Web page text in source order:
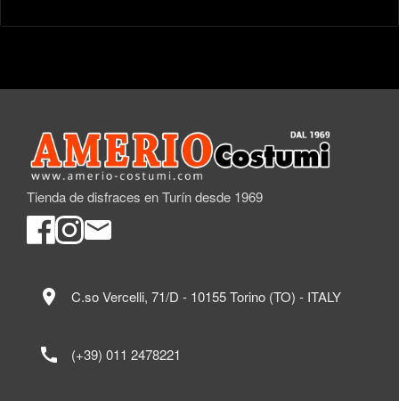
Tienda de disfraces en Turín desde 1969
location_on C.so Vercelli, 71/D - 10155 Torino (TO) - ITALY
call (+39) 011 2478221